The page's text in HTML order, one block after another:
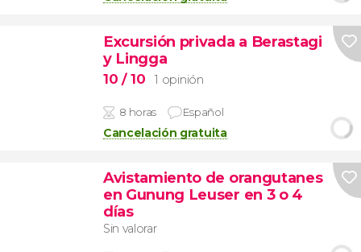
Excursión privada a Berastagi
y Lingga
10 / 10 1 opinión
8 horas Español
Cancelación gratuita
Avistamiento de orangutanes
en Gunung Leuser en 3 o 4
días
Sin valorar